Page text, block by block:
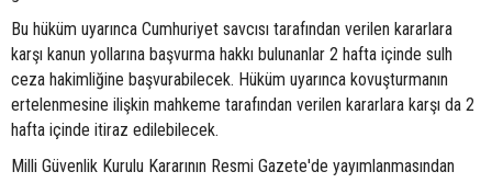
Bu hüküm uyarınca Cumhuriyet savcısı tarafından verilen kararlara
karşı kanun yollarına başvurma hakkı bulunanlar 2 hafta içinde sulh
ceza hakimliğine başvurabilecek. Hüküm uyarınca kovuşturmanın
ertelenmesine ilişkin mahkeme tarafından verilen kararlara karşı da 2
hafta içinde itiraz edilebilecek.
Milli Güvenlik Kurulu Kararının Resmi Gazete'de yayımlanmasından